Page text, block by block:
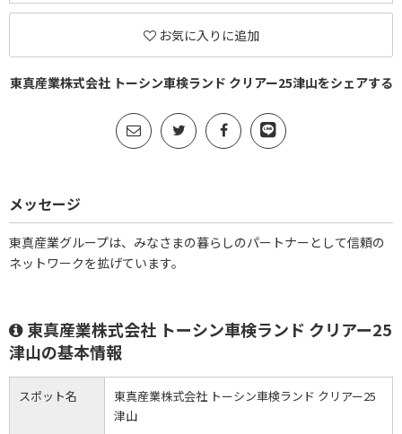
お気に入りに追加
東真産業株式会社 トーシン車検ランド クリアー25津山をシェアする
メッセージ
東真産業グループは、みなさまの暮らしのパートナーとして信頼の
ネットワークを拡げています。
東真産業株式会社 トーシン車検ランド クリアー25
津山の基本情報
スポット名
東真産業株式会社 トーシン車検ランド クリアー25
津山